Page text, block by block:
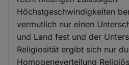
Höchstgeschwindigkeiten
vermutlich nur einen
und Land fest und der
Religiosität ergibt sich nur
Homogeneverteilung